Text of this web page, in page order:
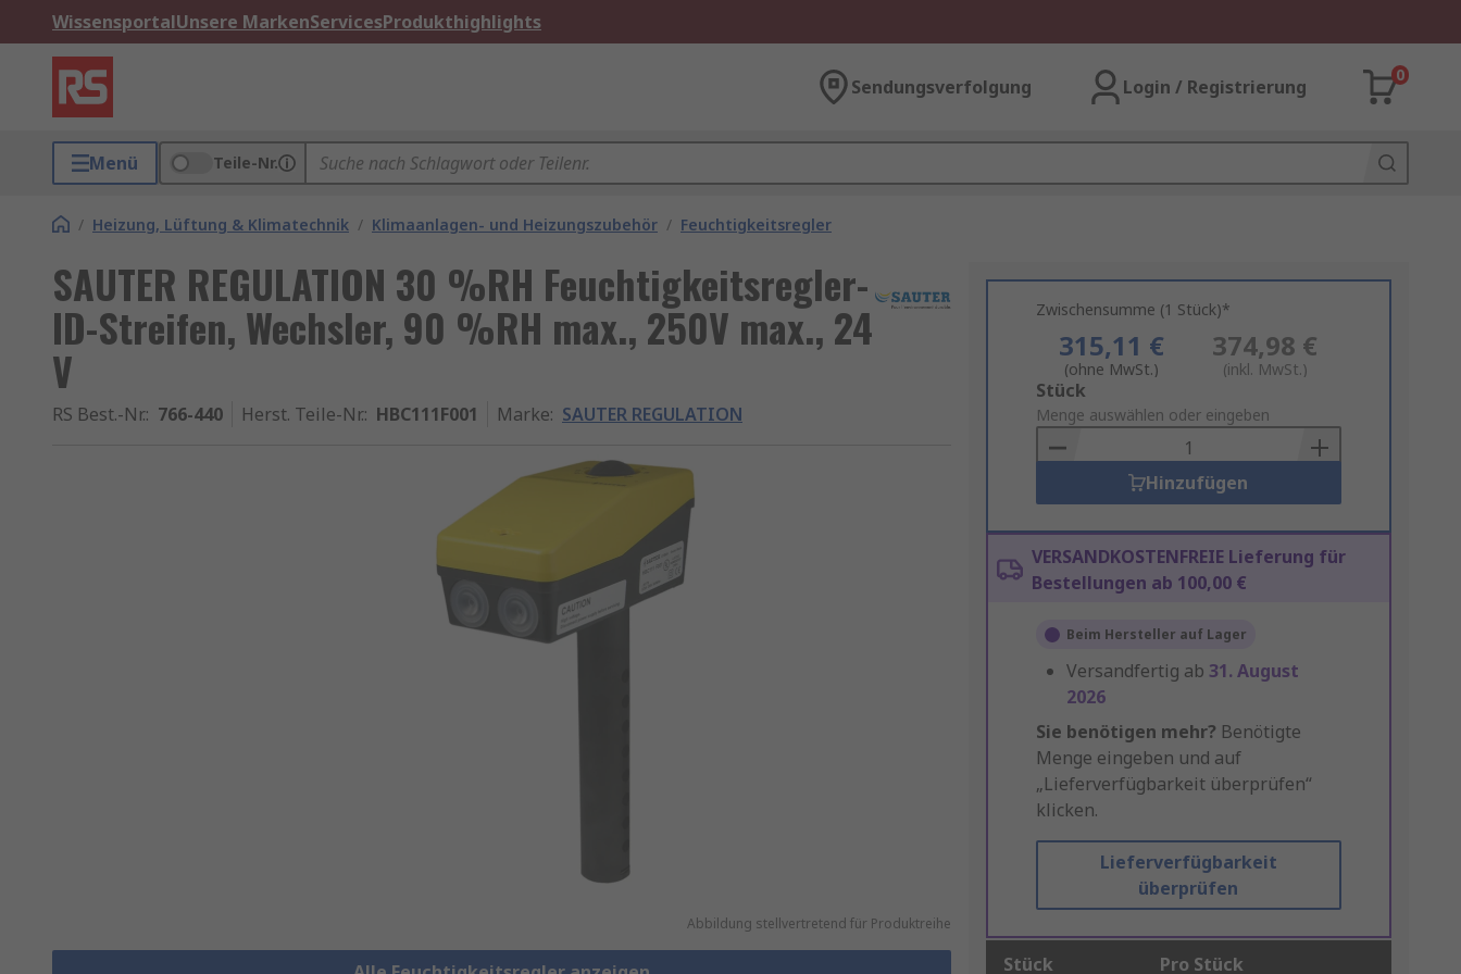
WissensportalUnsere MarkenServicesProdukthighlights
Sendungsverfolgung Login / Registrierung
0
Menü Teile-Nr.
/ Heizung, Lüftung & Klimatechnik / Klimaanlagen- und Heizungszubehör / Feuchtigkeitsregler
SAUTER REGULATION 30 %RH Feuchtigkeitsregler-
ID-Streifen, Wechsler, 90 %RH max., 250V max., 24
V
RS Best.-Nr.: 766-440 Herst. Teile-Nr.: HBC111F001 Marke: SAUTER REGULATION
Abbildung stellvertretend für Produktreihe
Zwischensumme (1 Stück)*
315,11 €
(ohne MwSt.)
374,98 €
(inkl. MwSt.)
Add
to
Basket
Stück
Menge auswählen oder eingeben
Hinzufügen
VERSANDKOSTENFREIE Lieferung für
Bestellungen ab 100,00 €
Beim Hersteller auf Lager
Versandfertig ab 31. August
2026
Sie benötigen mehr? Benötigte
Menge eingeben und auf
„Lieferverfügbarkeit überprüfen“
klicken.
Lieferverfügbarkeit
überprüfen
Stück Pro Stück